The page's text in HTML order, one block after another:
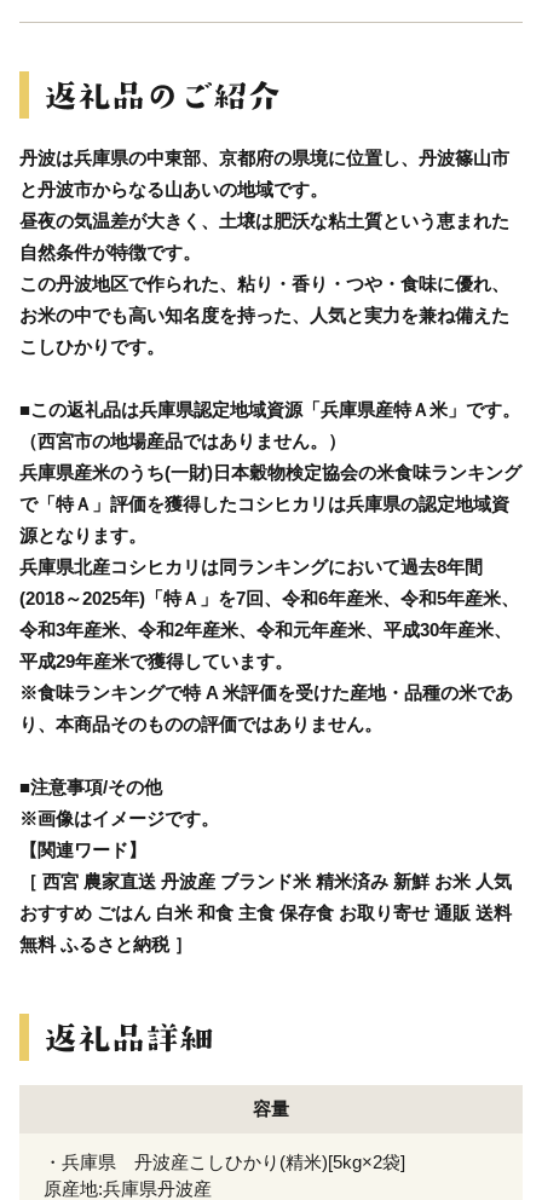
丹波は兵庫県の中東部、京都府の県境に位置し、丹波篠山市
と丹波市からなる山あいの地域です。
昼夜の気温差が大きく、土壌は肥沃な粘土質という恵まれた
自然条件が特徴です。
この丹波地区で作られた、粘り・香り・つや・食味に優れ、
お米の中でも高い知名度を持った、人気と実力を兼ね備えた
こしひかりです。
■この返礼品は兵庫県認定地域資源「兵庫県産特Ａ米」です。
（西宮市の地場産品ではありません。）
兵庫県産米のうち(一財)日本穀物検定協会の米食味ランキング
で「特Ａ」評価を獲得したコシヒカリは兵庫県の認定地域資
源となります。
兵庫県北産コシヒカリは同ランキングにおいて過去8年間
(2018～2025年)「特Ａ」を7回、令和6年産米、令和5年産米、
令和3年産米、令和2年産米、令和元年産米、平成30年産米、
平成29年産米で獲得しています。
※食味ランキングで特 A 米評価を受けた産地・品種の米であ
り、本商品そのものの評価ではありません。
■注意事項/その他
※画像はイメージです。
【関連ワード】
［ 西宮 農家直送 丹波産 ブランド米 精米済み 新鮮 お米 人気
おすすめ ごはん 白米 和食 主食 保存食 お取り寄せ 通販 送料
無料 ふるさと納税 ］
容量
・兵庫県 丹波産こしひかり(精米)[5kg×2袋]
原産地:兵庫県丹波産